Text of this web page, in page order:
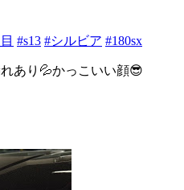
#s13 #シルビア #180sx
あり💦かっこいい顔😎